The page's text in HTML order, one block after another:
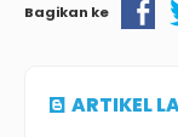
Bagikan ke
ARTIKEL